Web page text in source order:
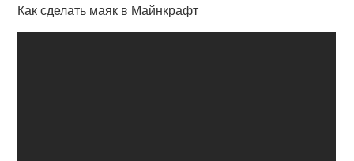
Как сделать маяк в Майнкрафт